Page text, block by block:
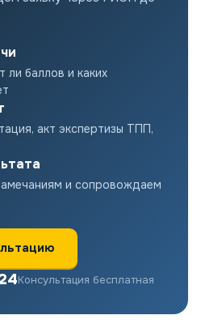
ли баллов и каких
акт экспертизы ТПП,
и сопровождаем
Консультация бесплатная